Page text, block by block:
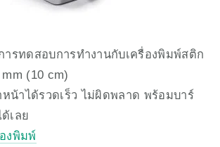
ารทดสอบการทำงานกับเครื่องพิมพ์สติก
(10 cm)
น้าได้รวดเร็ว ไม่ผิดพลาด พร้อมบาร์
เลย
งพิมพ์